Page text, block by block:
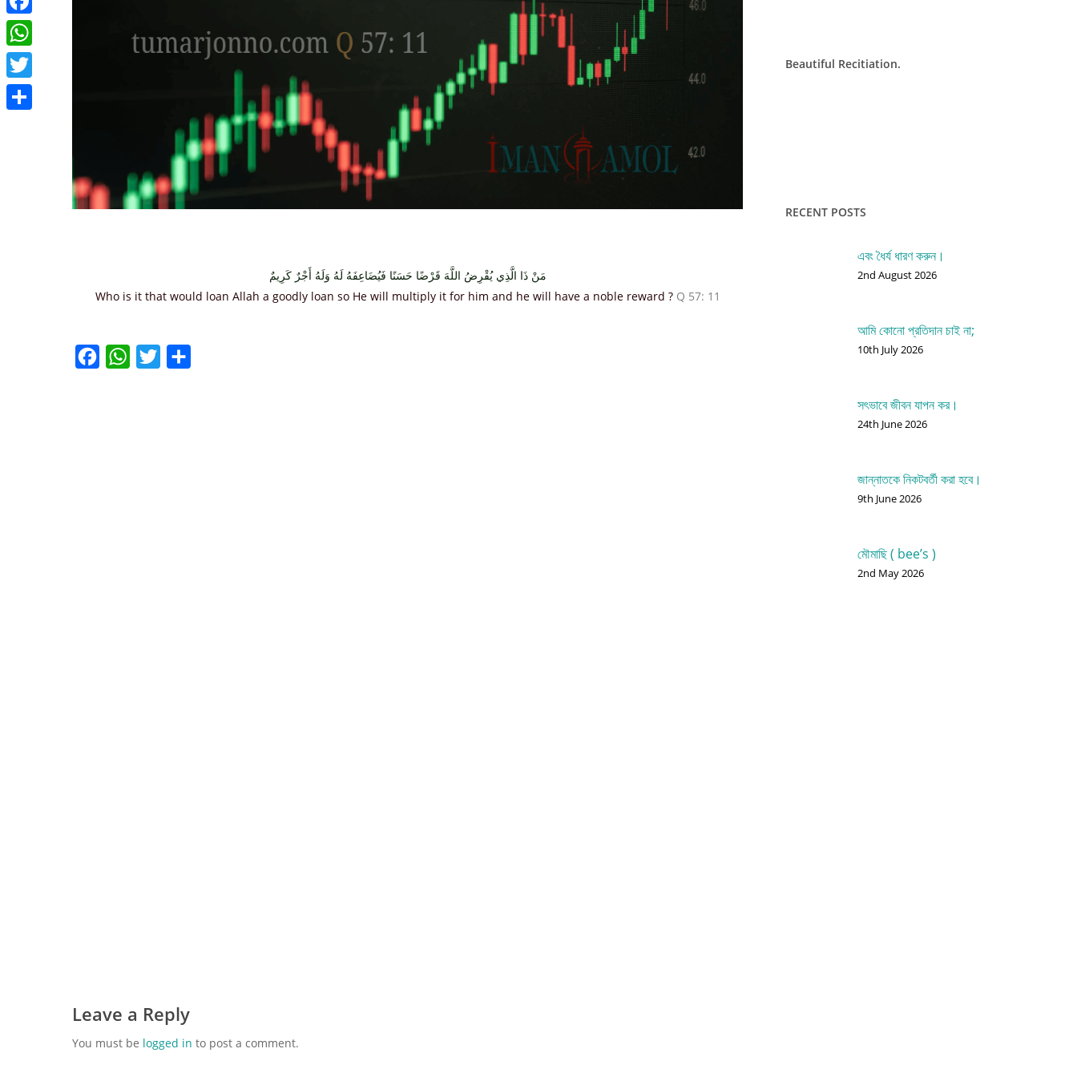
مَنْ ذَا الَّذِي يُقْرِضُ اللَّهَ قَرْضًا حَسَنًا فَيُضَاعِفَهُ لَهُ وَلَهُ أَجْرٌ كَرِيمٌ
Who is it that would loan Allah a goodly loan so He will multiply it for him and he will have a noble reward ? Q 57: 11
FacebookWhatsApp
Twitter
Beautiful Recitiation.
RECENT POSTS
এবং ধৈর্য ধারণ করুন।
2nd August 2026
আমি কোনো প্রতিদান চাই না;
10th July 2026
সৎভাবে জীবন যাপন কর।
24th June 2026
জান্নাতকে নিকটবর্তী করা হবে।
9th June 2026
মৌমাছি ( bee’s )
2nd May 2026
Leave a Reply
You must be logged in to post a comment.
Facebook
WhatsApp
Twitter